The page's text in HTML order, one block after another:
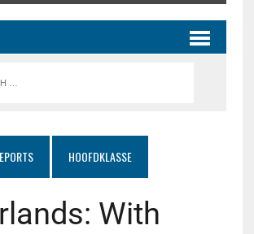
HOOFDKLASSE
With